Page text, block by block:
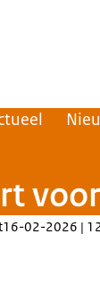
16-02-2026 |